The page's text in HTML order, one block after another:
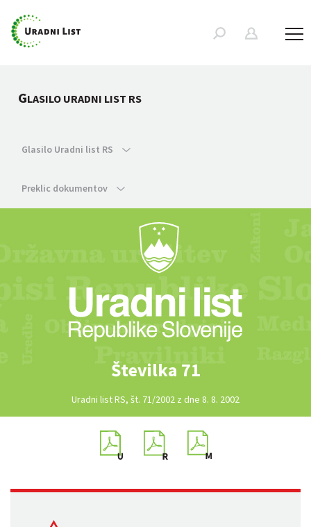
GLASILO URADNI LIST RS
Glasilo Uradni list RS
Preklic dokumentov
Številka 71
Uradni list RS, št. 71/2002 z dne 8. 8. 2002